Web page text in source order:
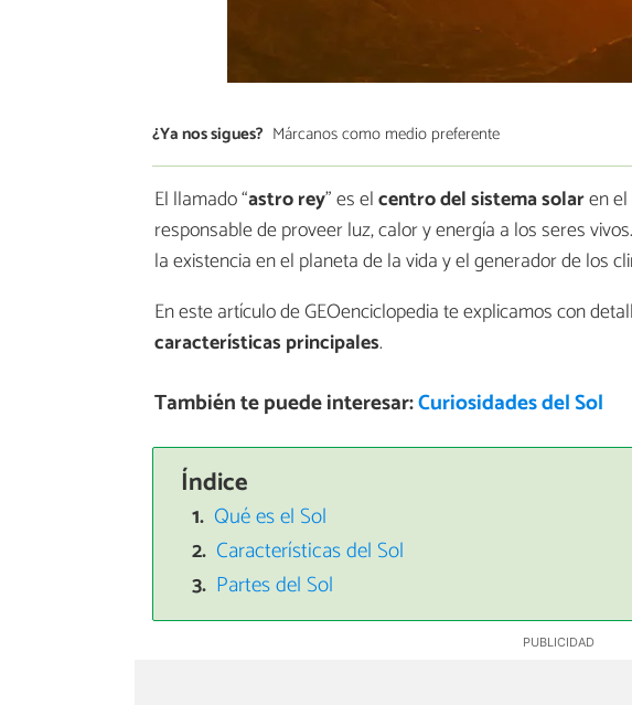
¿Ya nos sigues? Márcanos como medio preferente
El llamado “astro rey” es elcentro del sistema solaren
responsable de proveer luz, calor y energía a los seres
la existencia en el planeta de la vida y el generador de los
En este artículo de GEOenciclopedia te explicamos con
características principales.
También te puede interesar:Curiosidades del Sol
Índice
Qué es el Sol
Características del Sol
Partes del Sol